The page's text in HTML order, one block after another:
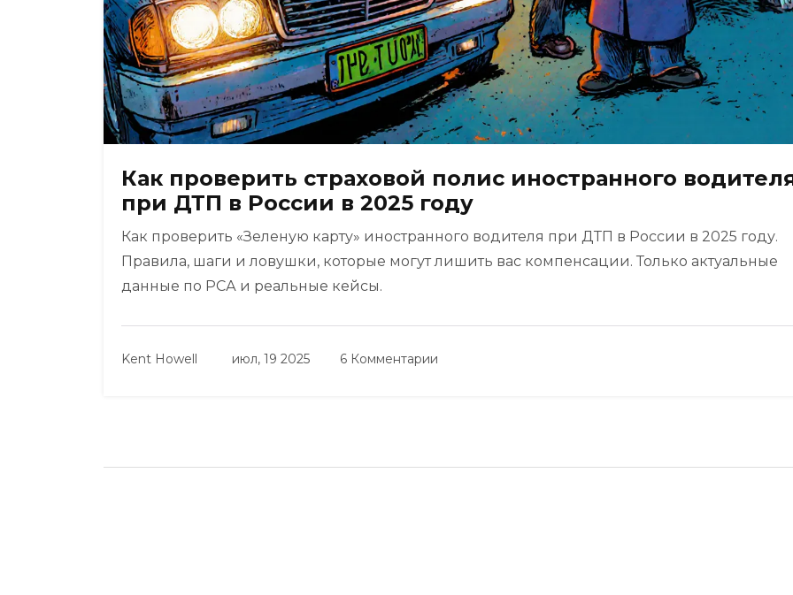
Как проверить страховой полис иностранного
при ДТП в России в 2025 году
Как проверить «Зеленую карту» иностранного водителя при ДТП в России в 2025 году.
Правила, шаги и ловушки, которые могут лишить вас компенсации. Только актуальные
данные по РСА и реальные кейсы.
Kent Howell июл, 19 2025 6 Комментарии